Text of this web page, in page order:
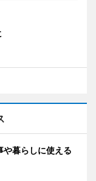
暮らしに使える